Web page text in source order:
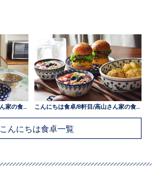
こんにちは食卓/9軒目/本橋さん家の食卓
こんにちは食卓一覧